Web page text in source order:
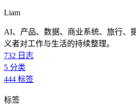
Liam
AI、产品、数据、商业系统、旅行、
义者对工作与生活的持续整理。
732 日志
5 分类
444 标签
标签